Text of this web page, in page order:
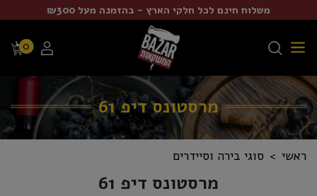
משלוח חינם לכל חלקי הארץ - בהזמנה מעל ₪300
0
מרסטונס דיפ 61
ראשי סוגי בירה וסיידרים
מרסטונס דיפ 61